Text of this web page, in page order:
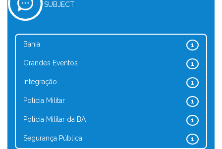
SUBJECT
1
Bahia
1
Grandes Eventos
1
Integração
1
Polícia Militar
1
Polícia Militar da BA
1
Segurança Pública